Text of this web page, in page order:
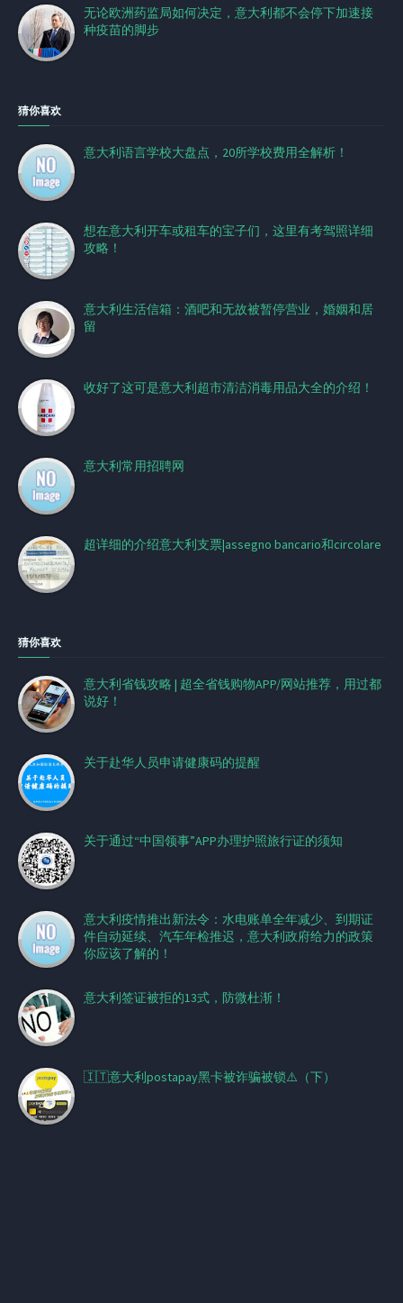
无论欧洲药监局如何决定，意大利都不会停下加速接
种疫苗的脚步
猜你喜欢
意大利语言学校大盘点，20所学校费用全解析！
想在意大利开车或租车的宝子们，这里有考驾照详细
攻略！
意大利生活信箱：酒吧和无故被暂停营业，婚姻和居
留
收好了这可是意大利超市清洁消毒用品大全的介绍！
意大利常用招聘网
超详细的介绍意大利支票|assegno bancario和circolare
猜你喜欢
意大利省钱攻略 | 超全省钱购物APP/网站推荐，用过都
说好！
关于赴华人员申请健康码的提醒
关于通过“中国领事”APP办理护照旅行证的须知
意大利疫情推出新法令：水电账单全年减少、到期证
件自动延续、汽车年检推迟，意大利政府给力的政策
你应该了解的！
意大利签证被拒的13式，防微杜渐！
🇮🇹意大利postapay黑卡被诈骗被锁⚠️（下）